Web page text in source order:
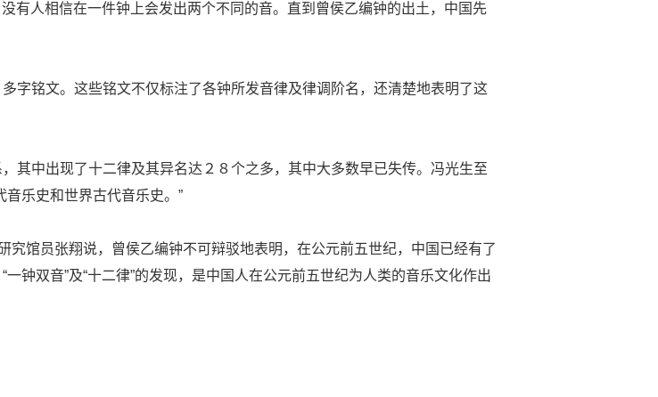
有人相信在一件钟上会发出两个不同的音。直到曾侯乙编钟的出土，中国先
字铭文。这些铭文不仅标注了各钟所发音律及律调阶名，还清楚地表明了这
其中出现了十二律及其异名达２８个之多，其中大多数早已失传。冯光生至
乐史和世界古代音乐史。”
究馆员张翔说，曾侯乙编钟不可辩驳地表明，在公元前五世纪，中国已经有了
钟双音”及“十二律”的发现，是中国人在公元前五世纪为人类的音乐文化作出